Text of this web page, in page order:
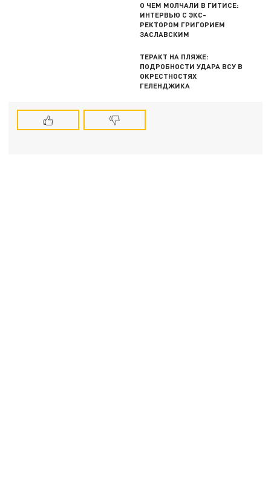
О ЧЕМ МОЛЧАЛИ В ГИТИСЕ:
ИНТЕРВЬЮ С ЭКС-
РЕКТОРОМ ГРИГОРИЕМ
ЗАСЛАВСКИМ
ТЕРАКТ НА ПЛЯЖЕ:
ПОДРОБНОСТИ УДАРА ВСУ В
ОКРЕСТНОСТЯХ
ГЕЛЕНДЖИКА